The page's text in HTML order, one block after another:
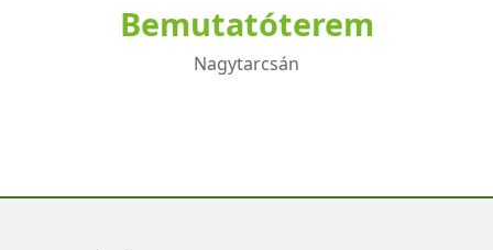
Bemutatóterem
Nagytarcsán